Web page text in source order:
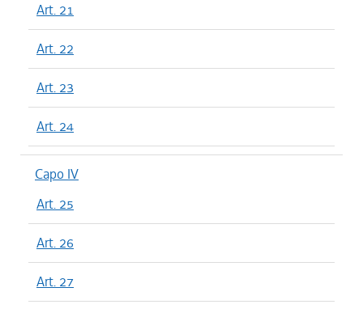
Art. 21
Art. 22
Art. 23
Art. 24
Capo IV
Art. 25
Art. 26
Art. 27